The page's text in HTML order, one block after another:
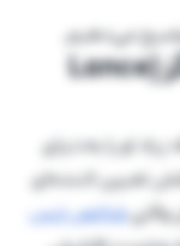
می‌دهیم.
پرایس اکشن به سبک لنس بگز (Lance
او را به‌دنیای
تعیین کننده‌ای
وقتیشاخص ترس